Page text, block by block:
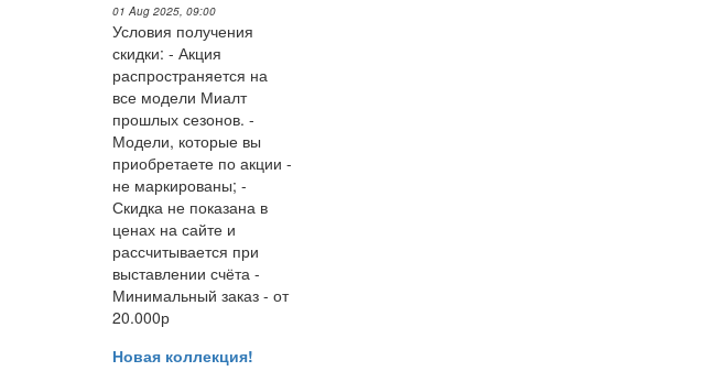
01 Aug 2025, 09:00
Условия получения
скидки: - Акция
распространяется на
все модели Миалт
прошлых сезонов. -
Модели, которые вы
приобретаете по акции -
не маркированы; -
Скидка не показана в
ценах на сайте и
рассчитывается при
выставлении счёта -
Минимальный заказ - от
20.000р
Новая коллекция!